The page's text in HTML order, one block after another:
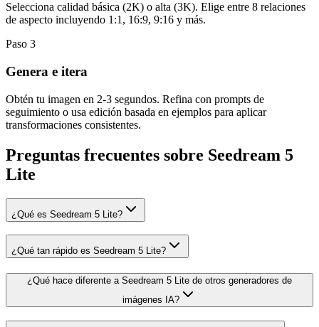
Selecciona calidad básica (2K) o alta (3K). Elige entre 8 relaciones
de aspecto incluyendo 1:1, 16:9, 9:16 y más.
Paso 3
Genera e itera
Obtén tu imagen en 2-3 segundos. Refina con prompts de
seguimiento o usa edición basada en ejemplos para aplicar
transformaciones consistentes.
Preguntas frecuentes sobre Seedream 5
Lite
¿Qué es Seedream 5 Lite?
¿Qué tan rápido es Seedream 5 Lite?
¿Qué hace diferente a Seedream 5 Lite de otros generadores de
imágenes IA?